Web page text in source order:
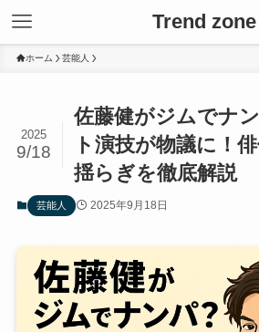
Trend zone
ホーム 芸能人
佐藤健がジムでナ
ト演技が物議に！
揺らぎを徹底解説
2025
9/18
芸能人 2025年9月18日